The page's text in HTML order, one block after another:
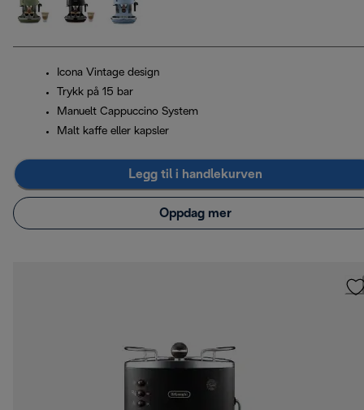
Icona Vintage design
Trykk på 15 bar
Manuelt Cappuccino System
Malt kaffe eller kapsler
Legg til i handlekurven
Oppdag mer